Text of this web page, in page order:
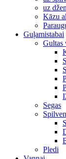
uz
Kāzu
Guļamistabai
Gultas
Segas
Pledi